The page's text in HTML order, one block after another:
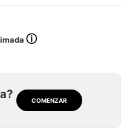
ⓘ
COMENZAR